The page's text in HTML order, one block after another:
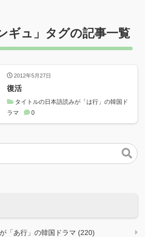
ギュ 」タグの記事一覧
2012年5月27日
復活
タイトルの日本語読みが「は行」の韓国ド
ラマ
0
「あ行」の韓国ドラマ (220)